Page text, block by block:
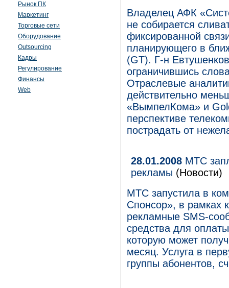
Рынок ПК
Маркетинг
Торговые сети
Оборудование
Outsourcing
Кадры
Регулирование
Финансы
Web
Владелец АФК
не собирается
фиксированной
планирующего в
(GT). Г-н
ограничившись
Отраслевые
действительно
«ВымпелКома» и
перспективе
пострадать от
28.01.2008 МТС
рекламы (Новости)
МТС запустила в
Спонсор», в рамках
рекламные SMS-
средства для
которую может
месяц. Услуга в
группы абонентов,